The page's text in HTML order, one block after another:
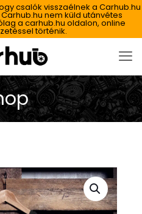
csalók visszaélnek a Carhub.hu
nem küld utánvétes
a carhub.hu oldalon, online
történik.